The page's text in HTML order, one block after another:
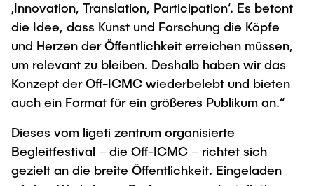
‚Innovation, Translation, Participation‘. Es betont
die Idee, dass Kunst und Forschung die Köpfe
und Herzen der Öffentlichkeit erreichen müssen,
um relevant zu bleiben. Deshalb haben wir das
Konzept der Off-ICMC wiederbelebt und bieten
auch ein Format für ein größeres Publikum an.“
Dieses vom ligeti zentrum organisierte
Begleitfestival – die Off-ICMC – richtet sich
gezielt an die breite Öffentlichkeit. Eingeladen